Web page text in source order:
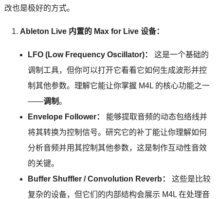
改也是极好的方式。
Ableton Live 内置的 Max for Live 设备：
LFO (Low Frequency Oscillator)：
这是一个基础的
调制工具，但你可以打开它看看它如何生成波形并控
制其他参数。理解它能让你掌握 M4L 的核心功能之一
——调制。
Envelope Follower：
能够提取音频的动态包络线并
将其转换为控制信号。研究它的补丁能让你理解如何
分析音频并用其控制其他参数，这是制作互动性音效
的关键。
Buffer Shuffler / Convolution Reverb：
这些是比较
复杂的设备，但它们的内部结构会展示 M4L 在处理音